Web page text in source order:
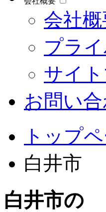
会社
プラ
サイ
お問い
トップ
白井市
白井市の